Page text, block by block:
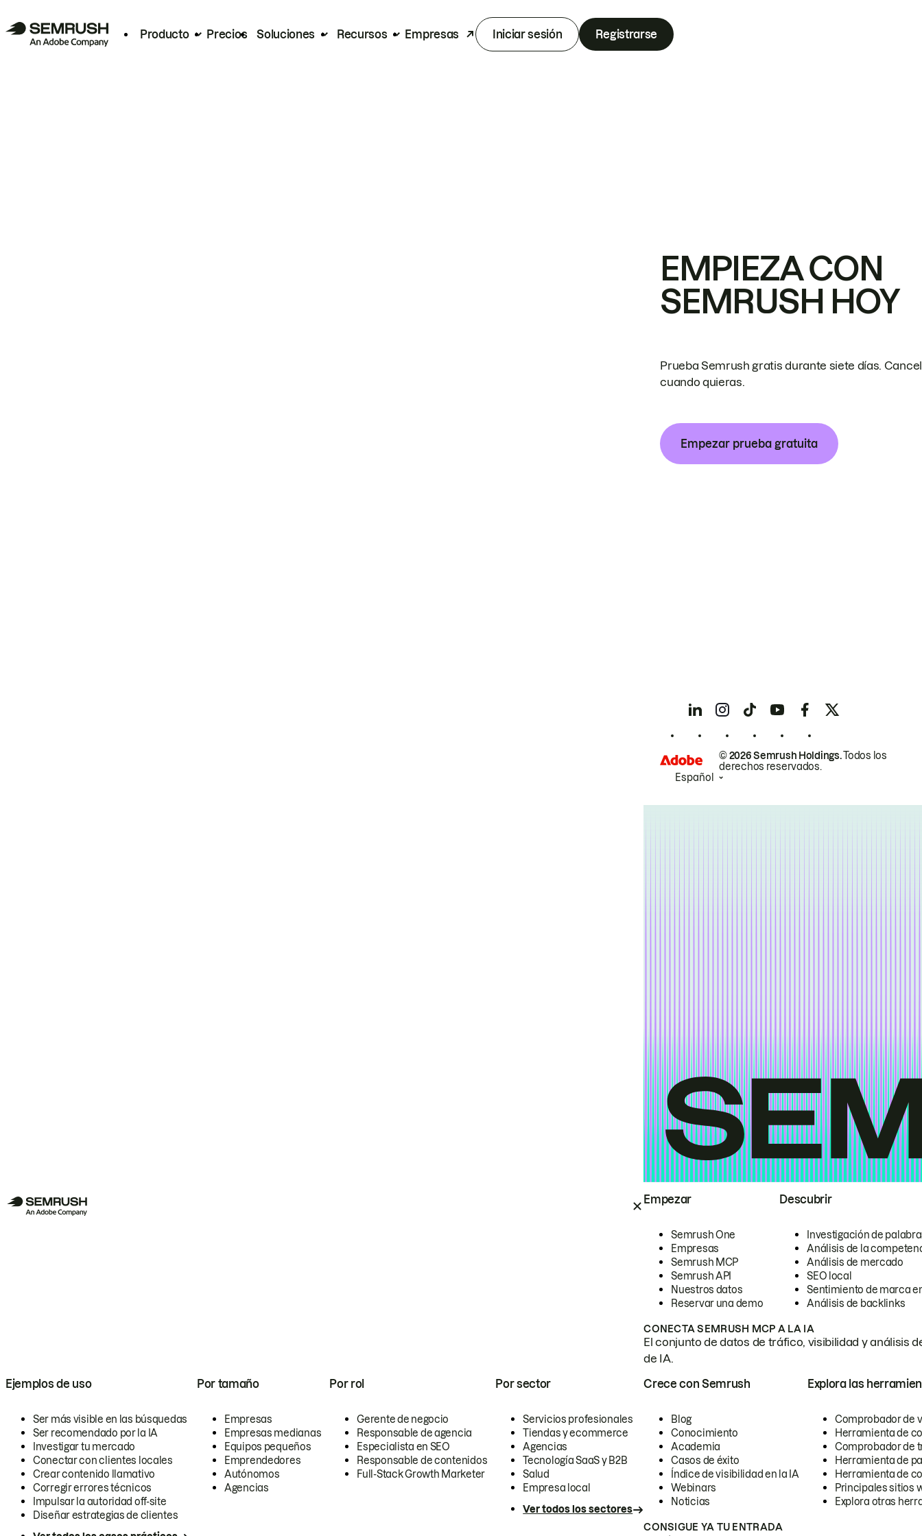
Producto Precios Soluciones Recursos Empresas Iniciar sesión Registrarse
Empezar
Semrush One
Empresas
Semrush MCP
Semrush API
Nuestros datos
Reservar una demo
Descubrir
Investigación de
Análisis de la
Análisis de mercado
SEO local
Sentimiento de marca
Análisis de backlinks
CONECTA SEMRUSH MCP A LA IA
El conjunto de datos de tráfico, visibilidad y análisis
de IA.
Ejemplos de uso
Ser más visible en las búsquedas
Ser recomendado por la IA
Investigar tu mercado
Conectar con clientes locales
Crear contenido llamativo
Corregir errores técnicos
Impulsar la autoridad off-site
Diseñar estrategias de clientes
Por tamaño
Empresas
Empresas medianas
Equipos pequeños
Emprendedores
Autónomos
Agencias
Por rol
Gerente de negocio
Responsable de agencia
Especialista en SEO
Responsable de contenidos
Full-Stack Growth Marketer
Por sector
Servicios profesionales
Tiendas y ecommerce
Agencias
Tecnología SaaS y B2B
Salud
Empresa local
Ver todos los sectores
Crece con Semrush
Blog
Conocimiento
Academia
Casos de éxito
Índice de visibilidad en la IA
Webinars
Noticias
Explora las
Comprobador de
Herramienta de
Comprobador de
Herramienta de
Herramienta de
Principales sitios
Explora otras
CONSIGUE YA TU ENTRADA
EMPIEZA CON
SEMRUSH HOY
Prueba Semrush gratis durante siete días.
cuando quieras.
Empezar prueba gratuita
© 2026 Semrush Holdings.Todos los
derechos reservados.
Español